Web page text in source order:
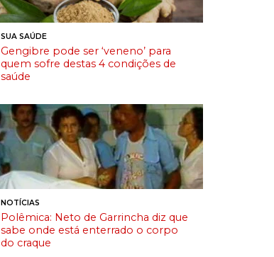
SUA SAÚDE
Gengibre pode ser ‘veneno’ para
quem sofre destas 4 condições de
saúde
NOTÍCIAS
Polêmica: Neto de Garrincha diz que
sabe onde está enterrado o corpo
do craque